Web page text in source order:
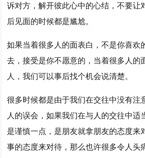
诉对方，解开彼此心中的心结，不要让
后见面的时候都是尴尬。
如果当着很多人的面表白，不是你喜欢
去，接受是你不愿意的，当着很多人的
人，我们可以事后找个机会说清楚。
很多时候都是由于我们在交往中没有注
人的误会，如果我们在与人的交往中适
是谨慎一点，是朋友就拿朋友的态度来
事的态度来对待，那么也许很多令人头